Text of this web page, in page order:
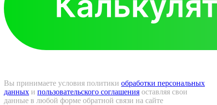
Вы принимаете условия политики обработки персональных
данных и пользовательского соглашения оставляя свои
данные в любой форме обратной связи на сайте